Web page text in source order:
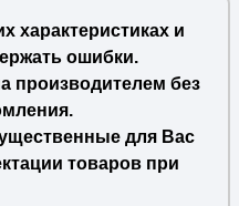
характеристиках и
ошибки.
производителем без
для Вас
товаров при